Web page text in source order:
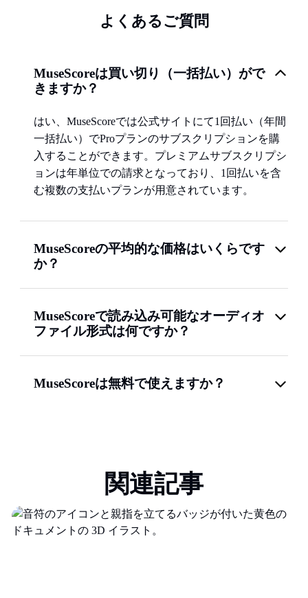
よくあるご質問
MuseScoreは買い切り（一括払い）がで
きますか？
はい、MuseScoreでは公式サイトにて1回払い（年間
一括払い）でProプランのサブスクリプションを購
入することができます。プレミアムサブスクリプシ
ョンは年単位での請求となっており、1回払いを含
む複数の支払いプランが用意されています。
MuseScoreの平均的な価格はいくらです
か？
MuseScoreで読み込み可能なオーディオ
ファイル形式は何ですか？
MuseScoreは無料で使えますか？
関連記事